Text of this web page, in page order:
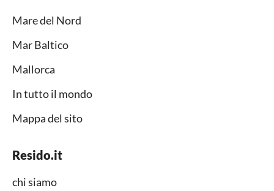
Mare del Nord
Mar Baltico
Mallorca
In tutto il mondo
Mappa del sito
Resido.it
chi siamo